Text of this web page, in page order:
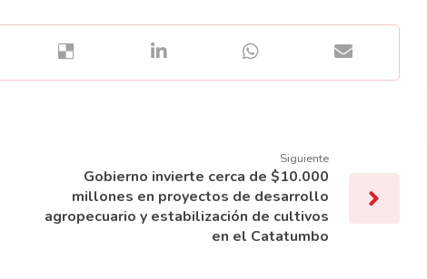
Siguiente
Gobierno invierte cerca de $10.000
millones en proyectos de desarrollo
agropecuario y estabilización de cultivos
en el Catatumbo